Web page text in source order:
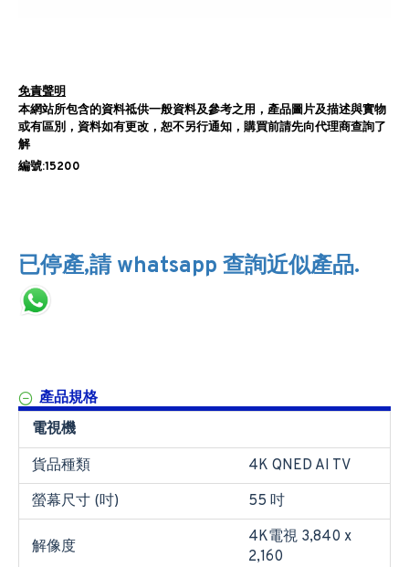
免責聲明
本網站所包含的資料祗供一般資料及參考之用，產品圖片及描述與實物
或有區別，資料如有更改，恕不另行通知，購買前請先向代理商查詢了
解
編號:15200
已停產,請 whatsapp 查詢近似產品.
產品規格
電視機
貨品種類
4K QNED AI TV
螢幕尺寸 (吋)
55 吋
解像度
4K電視 3,840 x
2,160